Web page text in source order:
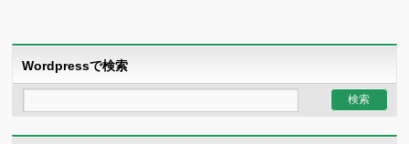
Wordpressで検索